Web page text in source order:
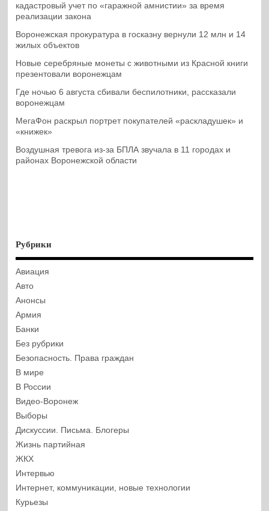
кадастровый учет по «гаражной амнистии» за время
реализации закона
Воронежская прокуратура в госказну вернули 12 млн и 14
жилых объектов
Новые серебряные монеты с животными из Красной книги
презентовали воронежцам
Где ночью 6 августа сбивали беспилотники, рассказали
воронежцам
МегаФон раскрыл портрет покупателей «раскладушек» и
«книжек»
Воздушная тревога из-за БПЛА звучала в 11 городах и
районах Воронежской области
Рубрики
Авиация
Авто
Анонсы
Армия
Банки
Без рубрики
Безопасность. Права граждан
В мире
В России
Видео-Воронеж
Выборы
Дискуссии. Письма. Блогеры
Жизнь партийная
ЖКХ
Интервью
Интернет, коммуникации, новые технологии
Курьезы